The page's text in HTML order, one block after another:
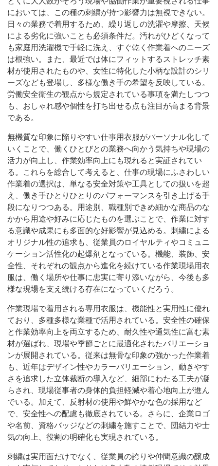
においては、この種の刺繍が持つ影響力は無視できない。
日々の業務で着用するため、繰り返しの洗濯や摩擦、天候
による劣化に強いことも必須条件だ。汚れがひどくなって
も家庭用洗濯機で手軽に洗え、すぐ乾く作業着へのニーズ
は根強い。また、最近では体にフィットするストレッチ素
材が使用されたものや、女性に特化した小柄な設計のシリ
ーズなども登場し、多様な働き手の希望を反映している。
労働安全衛生の観点から規定されている事項を満たしつつ
も、おしゃれ感や個性を打ち出せる点も注目が高まる背景
である。
無機質な印象に陥りやすい仕事用衣服がパーソナル化して
いくことで、働くひとびとの業務へ向かう気持ちや現場の
活力が向上し、作業効率向上にも現れると実証されてい
る。これらを総合して考えると、仕事の現場にふさわしい
作業着の選択は、単なる安全対策や工具としての扱いを超
え、働き手ひとりひとりのパフォーマンスを引き上げる手
段になりつつある。用途別、職種別できめ細かな商品のな
かから用途や好みに応じたものを選ぶことで、作業に対す
る意識や成果にも多面的な好影響が見込める。刺繍による
オリジナル性の追求も、従業員のロイヤルティやコミュニ
ケーション活性化の起爆剤となっている。機能、装飾、安
全性、それぞれの観点から進化を続けている作業現場用衣
服は、働く場所や仕事に忠実に寄り添いながら、今後も多
様な現場を支え続ける存在になっていくだろう。
作業現場で着用される専用衣服は、機能性と実用性に優れ
ており、多種多様な業種で活用されている。安全性の確保
と作業効率向上を両立するため、耐久性や通気性に富む素
材が選ばれ、現場や季節ごとに最適化されたバリエーショ
ンが展開されている。従来は無骨な印象の強かった作業着
も、近年はデザイン性やカラーバリエーション、動きやす
さを追求した立体裁断の導入など、細部にわたる工夫が凝
らされ、現場従事者の身体的負担軽減や着心地向上が進ん
でいる。加えて、反射材の使用や鮮やかな色の採用など
で、安全性への配慮も徹底されている。さらに、企業ロゴ
や名前、資格バッジなどの刺繍を施すことで、団結力や士
気の向上、役割の明確化も実現されている。
刺繍は実用面だけでなく、従業員の誇りや仲間意識の醸成